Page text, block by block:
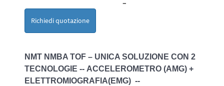
–
Richiedi quotazione
NMT NMBA TOF – UNICA SOLUZIONE CON 2
TECNOLOGIE -- ACCELEROMETRO (AMG) +
ELETTROMIOGRAFIA(EMG) --